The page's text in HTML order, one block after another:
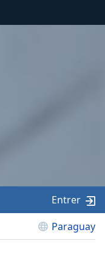
Paraguay
Entrer